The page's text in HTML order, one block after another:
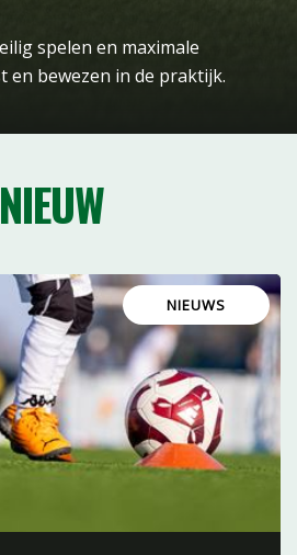
spelen en maximale
en bewezen in de praktijk.
NIEUW
NIEUWS